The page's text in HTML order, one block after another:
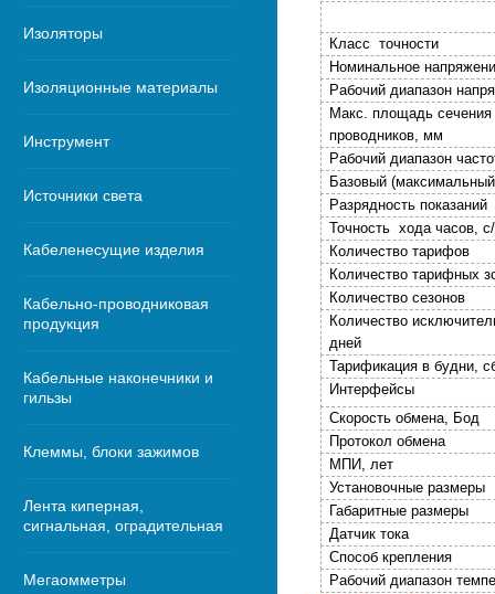
Изоляторы
Изоляционные материалы
Инструмент
Источники света
Кабеленесущие изделия
Кабельно-проводниковая
продукция
Кабельные наконечники и
гильзы
Клеммы, блоки зажимов
Лента киперная,
сигнальная, оградительная
Мегаомметры
Класс точности
Номинальное
Рабочий диапазон
Макс. площадь сечения
проводников, мм
Рабочий диапазон
Базовый
Разрядность показаний
Точность хода часов,
Количество тарифов
Количество тарифных
Количество сезонов
Количество
дней
Тарификация в будни,
Интерфейсы
Скорость обмена, Бод
Протокол обмена
МПИ, лет
Установочные размеры
Габаритные размеры
Датчик тока
Способ крепления
Рабочий диапазон